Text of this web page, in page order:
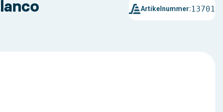
Artikelnummer:13701